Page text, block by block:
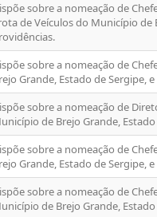
sobre a nomeação de
de Veículos do Município de
sobre a nomeação de
Grande, Estado de Sergipe,
sobre a nomeação de
de Brejo Grande,
sobre a nomeação de
Grande, Estado de Sergipe,
sobre a nomeação de
de Brejo Grande,